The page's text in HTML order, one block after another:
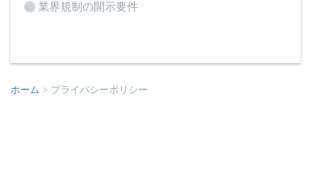
業界規制の開示要件
ホーム > プライバシーポリシー